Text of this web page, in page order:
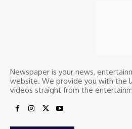
Newspaper is your news,
website. We provide you with the
videos straight from the